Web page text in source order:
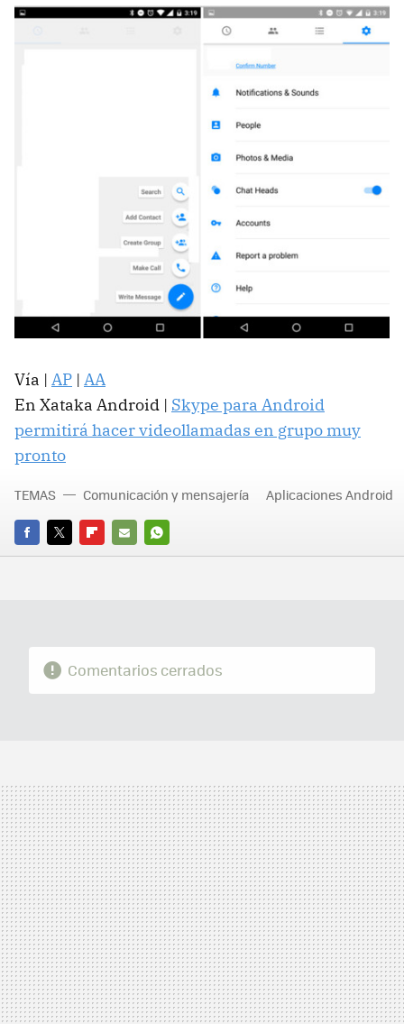
Vía | AP | AA
En Xataka Android | Skype para Android
permitirá hacer videollamadas en grupo muy
pronto
FACEBOOK
TWITTERFLIPBOARD
E-
WHATSAPP
TEMAS Comunicación y mensajería Aplicaciones Android
Comentarios cerrados